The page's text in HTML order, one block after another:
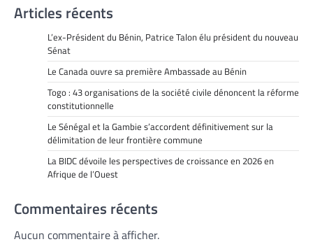
Articles récents
L’ex-Président du Bénin, Patrice Talon élu président du nouveau
Sénat
Le Canada ouvre sa première Ambassade au Bénin
Togo : 43 organisations de la société civile dénoncent la réforme
constitutionnelle
Le Sénégal et la Gambie s’accordent définitivement sur la
délimitation de leur frontière commune
La BIDC dévoile les perspectives de croissance en 2026 en
Afrique de l’Ouest
Commentaires récents
Aucun commentaire à afficher.